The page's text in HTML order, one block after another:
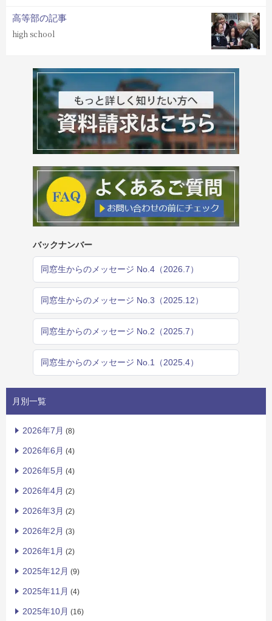
高等部の記事
high school
バックナンバー
同窓生からのメッセージ No.4（2026.7）
同窓生からのメッセージ No.3（2025.12）
同窓生からのメッセージ No.2（2025.7）
同窓生からのメッセージ No.1（2025.4）
月別一覧
2026年7月 (8)
2026年6月 (4)
2026年5月 (4)
2026年4月 (2)
2026年3月 (2)
2026年2月 (3)
2026年1月 (2)
2025年12月 (9)
2025年11月 (4)
2025年10月 (16)